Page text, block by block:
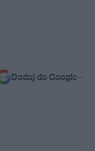
Dodaj do Google